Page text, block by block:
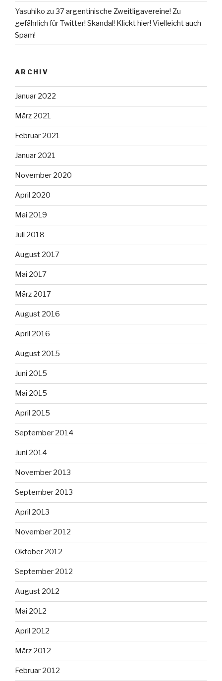
Yasuhiko zu 37 argentinische Zweitligavereine! Zu
gefährlich für Twitter! Skandal! Klickt hier! Vielleicht auch
Spam!
ARCHIV
Januar 2022
März 2021
Februar 2021
Januar 2021
November 2020
April 2020
Mai 2019
Juli 2018
August 2017
Mai 2017
März 2017
August 2016
April 2016
August 2015
Juni 2015
Mai 2015
April 2015
September 2014
Juni 2014
November 2013
September 2013
April 2013
November 2012
Oktober 2012
September 2012
August 2012
Mai 2012
April 2012
März 2012
Februar 2012